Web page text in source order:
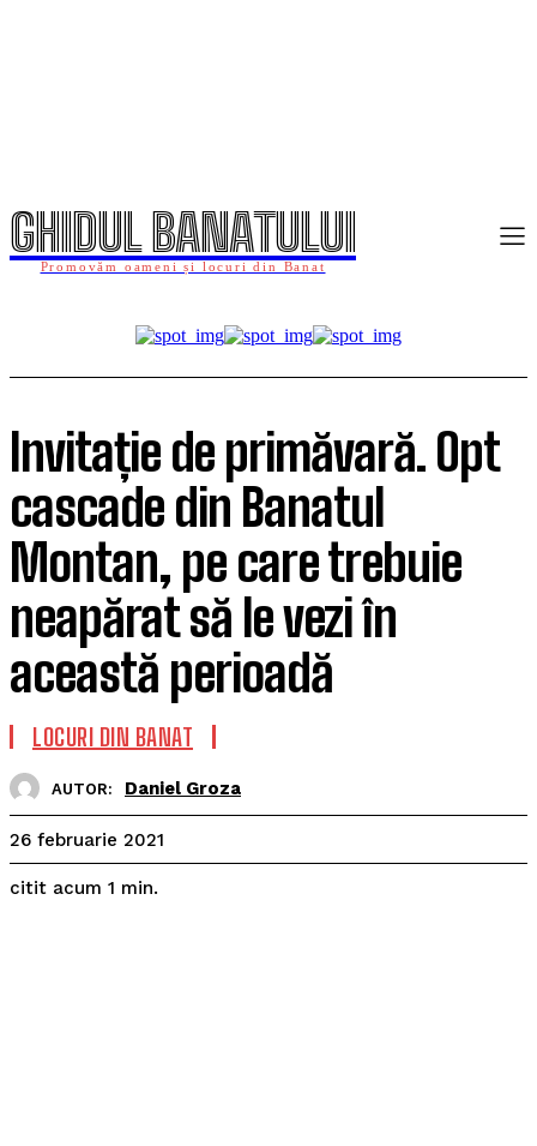
GHIDUL BANATULUI
Promovăm oameni și locuri din Banat
Invitație de primăvară. Opt
cascade din Banatul
Montan, pe care trebuie
neapărat să le vezi în
această perioadă
LOCURI DIN BANAT
AUTOR: Daniel Groza
26 februarie 2021
citit acum 1 min.